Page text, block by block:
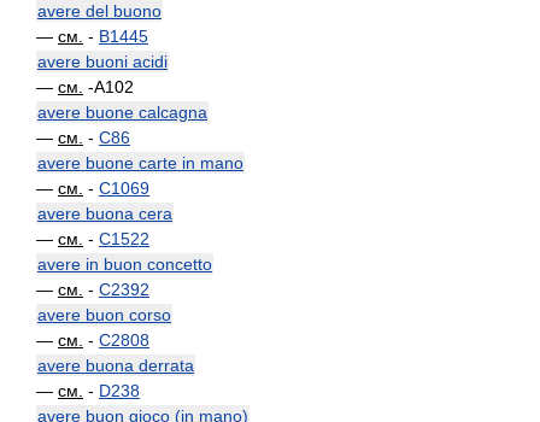
avere del buono
— см. - B1445
avere buoni acidi
— см. -A102
avere buone calcagna
— см. - C86
avere buone carte in mano
— см. - C1069
avere buona cera
— см. - C1522
avere in buon concetto
— см. - C2392
avere buon corso
— см. - C2808
avere buona derrata
— см. - D238
avere buon gioco (in mano)